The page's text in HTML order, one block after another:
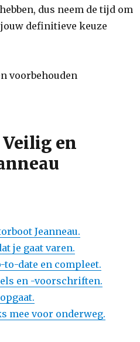
dus neem de tijd om
definitieve keuze
voorbehouden
en
Jeanneau.
je gaat varen.
date en compleet.
en -voorschriften.
mee voor onderweg.